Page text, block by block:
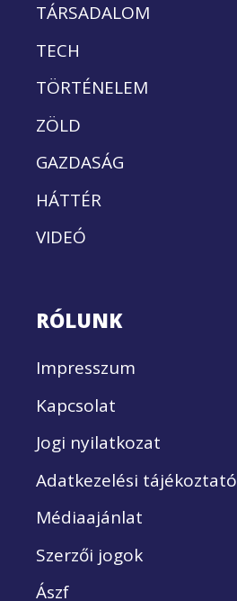
TÁRSADALOM
TECH
TÖRTÉNELEM
ZÖLD
GAZDASÁG
HÁTTÉR
VIDEÓ
RÓLUNK
Impresszum
Kapcsolat
Jogi nyilatkozat
Adatkezelési tájékoztató
Médiaajánlat
Szerzői jogok
Ászf